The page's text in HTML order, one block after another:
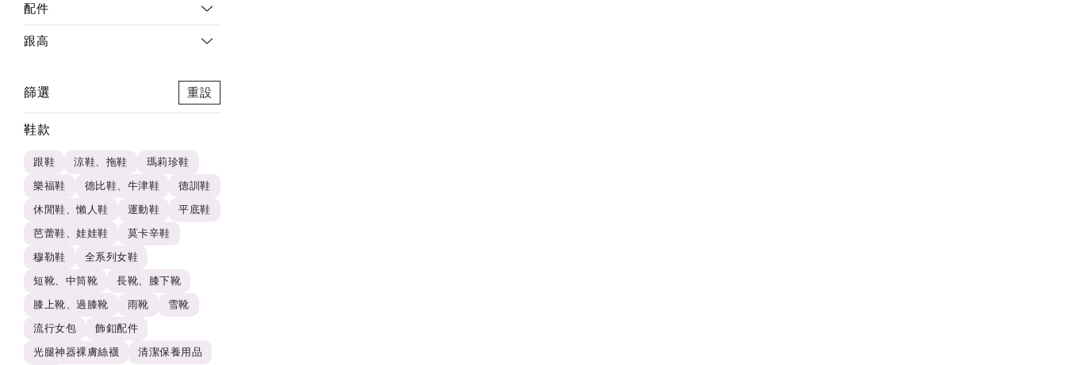
配件
跟高
篩選 重設
鞋款
跟鞋 涼鞋、拖鞋
瑪莉珍鞋
樂福鞋
德比鞋、牛津鞋
德訓鞋
休閒鞋、懶人鞋
運動鞋
平底鞋
芭蕾鞋、娃娃鞋
莫卡辛鞋
穆勒鞋
全系列女鞋
短靴、中筒靴
長靴、膝下靴
膝上靴、過膝靴
雨靴
雪靴
流行女包
飾釦配件
光腿神器裸膚絲襪
清潔保養用品